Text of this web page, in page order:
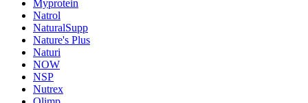
Myprotein
Natrol
NaturalSupp
Nature's Plus
Naturi
NOW
NSP
Nutrex